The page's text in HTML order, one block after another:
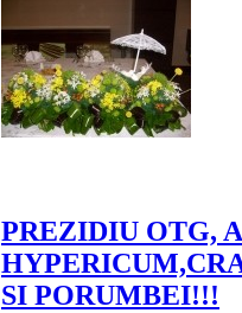
PREZIDIU OTG,
SI PORUMBEI!!!